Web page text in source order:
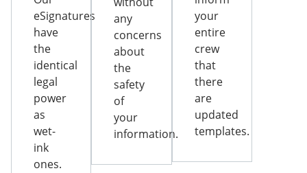
eSignatures
have
the
identical
legal
power
as
wet-
ink
ones.
any
concerns
about
the
safety
of
your
information.
your
entire
crew
that
there
are
updated
templates.